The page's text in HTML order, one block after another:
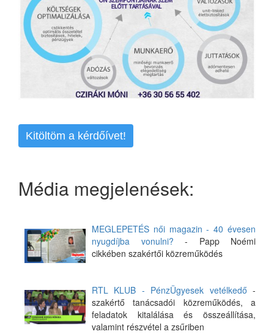
Kitöltöm a kérdőívet!
Média megjelenések:
MEGLEPETÉS női magazin - 40 évesen
nyugdíjba vonulni? - Papp Noémi
cikkében szakértői közreműködés
RTL KLUB - PénzÜgyesek vetélkedő -
szakértő tanácsadói közreműködés, a
feladatok kitalálása és összeállítása,
valamint részvétel a zsűriben